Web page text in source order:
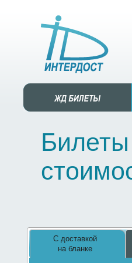
С доставкой
на бланке